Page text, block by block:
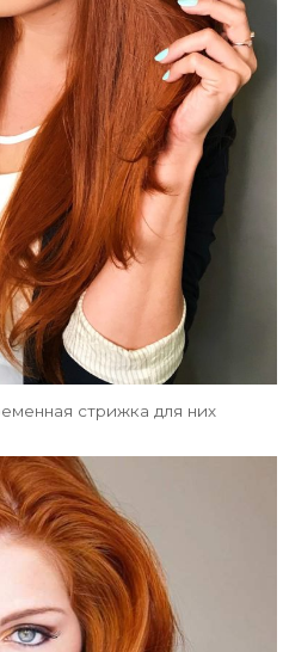
стрижка для них